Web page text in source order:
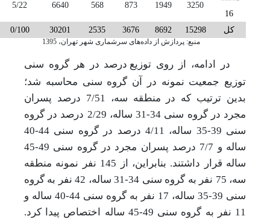
16
3250
1949
873
568
6640
5/22
کل 15298
8692
3676
2535
30201
0/100
منبع: پردازش از داده‌های سرشماری شهر تهران، 1395
در ادامه، از روی توزیع درصد در هر گروه سنی
توزیع جمعیت نمونه در آن گروه سنی محاسبه شد؛
بدین ترتیب که در منطقه سه، 7/51 درصد پسران
مجرد در گروه سنی 34-31 ساله، 2/29 درصد در گروه
سنی 39-35 ساله، 4/11 درصد در گروه سنی 44-40
ساله و 7/7 درصد پسران مجرد در گروه سنی 49-45
ساله قرار داشتند. بنابراین، از 145 نفر نمونه منطقه
سه، 75 نفر به گروه سنی 34-31 ساله، 42 نفر به گروه
سنی 39-35 ساله، 17 نفر به گروه سنی 44-40 ساله و
11 نفر به گروه سنی 49-45 ساله اختصاص پیدا کرد.